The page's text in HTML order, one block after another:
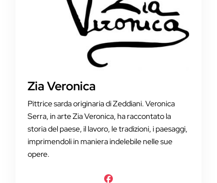
Zia Veronica
Pittrice sarda originaria di Zeddiani. Veronica
Serra, in arte Zia Veronica, ha raccontato la
storia del paese, il lavoro, le tradizioni, i paesaggi,
imprimendoli in maniera indelebile nelle sue
opere.